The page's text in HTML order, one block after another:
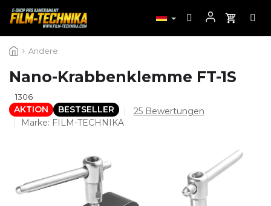
Inhalt Andere
Nano-Krabbenklemme FT-1S
1306
AKTION BESTSELLER
Die
25 Bewertungen
Marke: FILM-TECHNIKA